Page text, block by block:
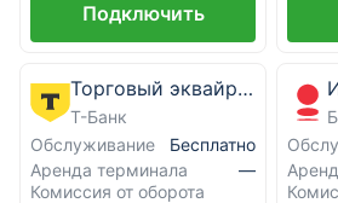
Подключить
Торговый эквайринг
Т-Банк
Обслуживание
Бесплатно
Аренда терминала
—
Комиссия от оборота